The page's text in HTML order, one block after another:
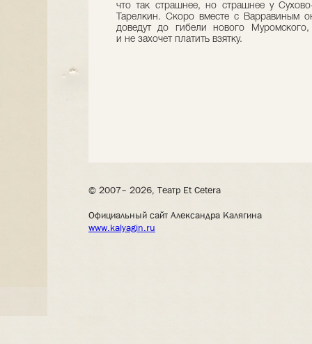
что так страшнее, но страшнее у
Тарелкин. Скоро вместе с Варравиным
доведут до гибели нового
и не захочет платить взятку.
© 2007– 2026, Театр Et Cetera
Официальный сайт Александра Калягина
www.kalyagin.ru